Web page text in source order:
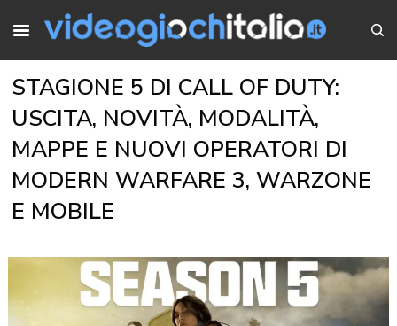
STAGIONE 5 DI CALL OF DUTY:
USCITA, NOVITÀ, MODALITÀ,
MAPPE E NUOVI OPERATORI DI
MODERN WARFARE 3, WARZONE
E MOBILE